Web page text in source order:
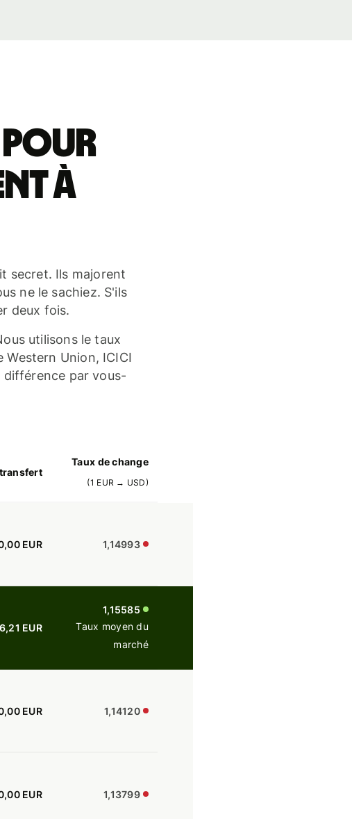
pour
à
secret. Ils majorent
ne le sachiez. S'ils
deux fois.
utilisons le taux
Union, ICICI
différence par vous-
Taux de change
(1 EUR → USD)
EUR 1,14993
6,21 EUR
1,15585
Taux moyen du
marché
EUR 1,14120
EUR 1,13799